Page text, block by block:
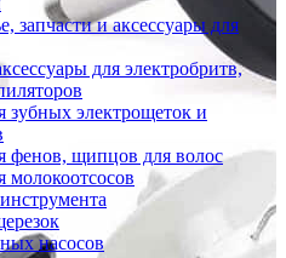
запчасти и аксессуары для
для электробритв,
зубных электрощеток и
фенов, щипцов для волос
молокоотсосов
насосов